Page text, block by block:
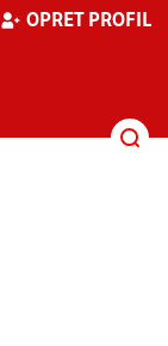
OPRET PROFIL